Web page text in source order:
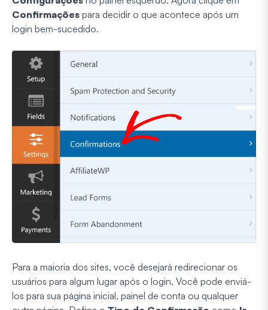
Confirmações para decidir o que acontece após um
login bem-sucedido.
Para a maioria dos sites, você desejará redirecionar os
usuários para algum lugar após o login. Você pode enviá-
los para sua página inicial, painel de conta ou qualquer